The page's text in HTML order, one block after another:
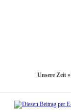
Unsere Zeit »